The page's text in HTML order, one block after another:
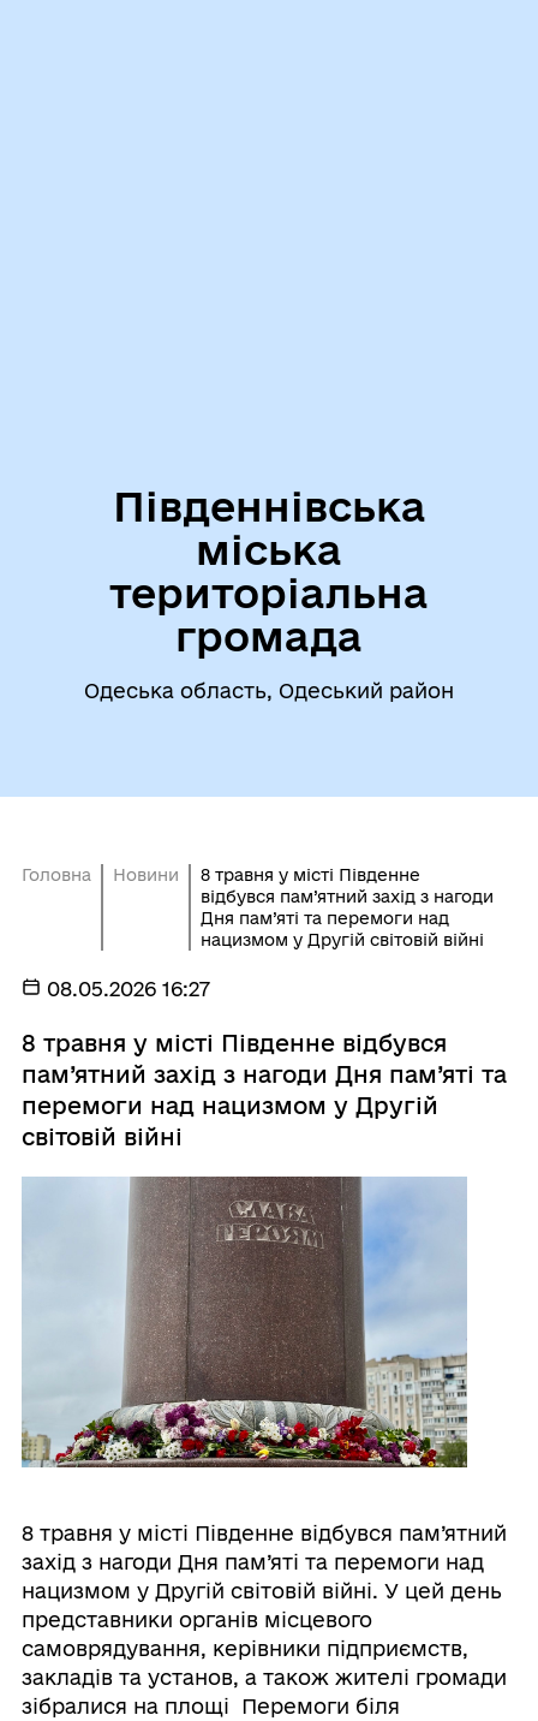
Південнівська
міська
територіальна
громада
Одеська область, Одеський район
Головна Новини
8 травня у місті Південне
відбувся пам’ятний захід з нагоди
Дня пам’яті та перемоги над
нацизмом у Другій світовій війні
08.05.2026 16:27
8 травня у місті Південне відбувся
пам’ятний захід з нагоди Дня пам’яті та
перемоги над нацизмом у Другій
світовій війні
8 травня у місті Південне відбувся пам’ятний
захід з нагоди Дня пам’яті та перемоги над
нацизмом у Другій світовій війні. У цей день
представники органів місцевого
самоврядування, керівники підприємств,
закладів та установ, а також жителі громади
зібралися на площі Перемоги біля